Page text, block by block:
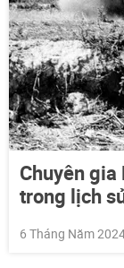
Chuyên
trong lịch
6 Tháng Năm